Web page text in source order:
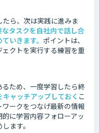
ら、次は実践に進みま
タスクを自社内で話し合
いきます。 ポイントは、
クトを実行する練習を重
ため、一度学習したら終
ャッチアップしておく こ
ークをつなげ最新の情報
に学習内容フォローアッ
ます。